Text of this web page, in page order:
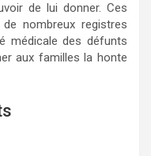
de lui donner. Ces
nombreux registres
médicale des défunts
aux familles la honte